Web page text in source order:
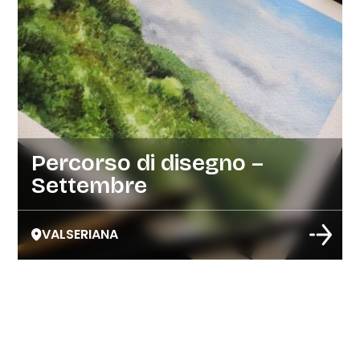
Percorso di disegno –
Settembre
VALSERIANA